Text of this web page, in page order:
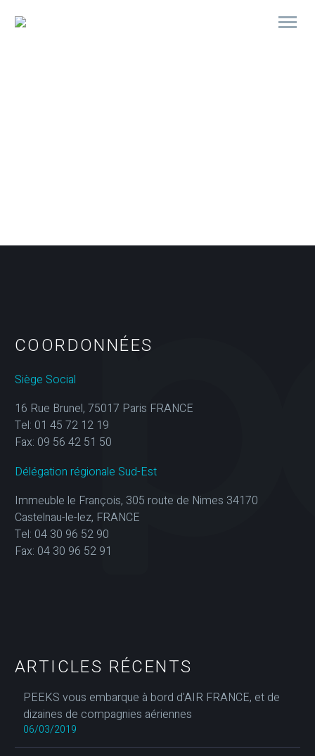
COORDONNÉES
Siège Social
16 Rue Brunel, 75017 Paris FRANCE
Tel: 01 45 72 12 19
Fax: 09 56 42 51 50
Délégation régionale Sud-Est
Immeuble le François, 305 route de Nimes 34170
Castelnau-le-lez, FRANCE
Tel: 04 30 96 52 90
Fax: 04 30 96 52 91
ARTICLES RÉCENTS
PEEKS vous embarque à bord d'AIR FRANCE, et de
dizaines de compagnies aériennes
06/03/2019